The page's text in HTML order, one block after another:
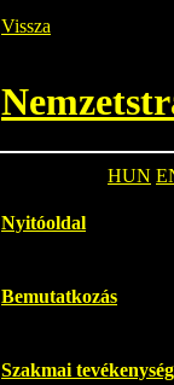
Vissza
HUN
Nyitóoldal
Bemutatkozás
Szakmai tevékenység